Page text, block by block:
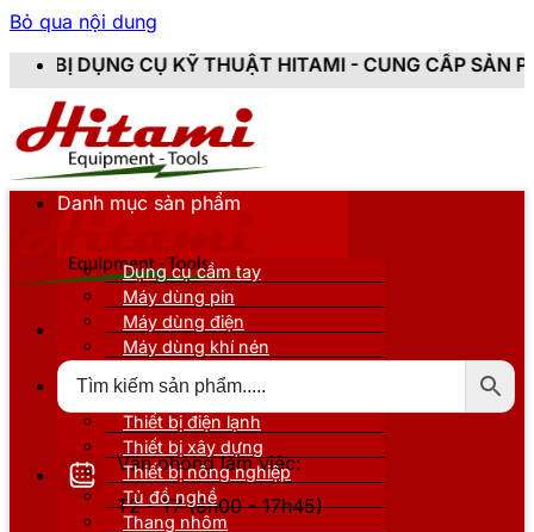
Bỏ qua nội dung
KỸ THUẬT HITAMI - CUNG CẤP SẢN PHẨM CHÍNH
Văn phòng làm việc:
T2 - T7 (8h00 - 17h45)
Danh mục sản phẩm
Dụng cụ cầm tay
Máy dùng pin
Máy dùng điện
Máy dùng khí nén
Thiết bị nâng đỡ
Thiết bị điện lạnh
Thiết bị xây dựng
Thiết bị nông nghiệp
Tủ đồ nghề
Thang nhôm